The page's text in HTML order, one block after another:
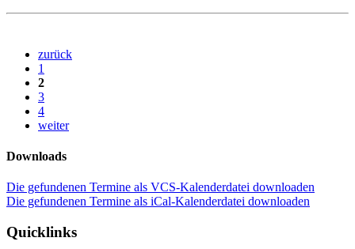
zurück
1
2
3
4
weiter
Downloads
Die gefundenen Termine als VCS-Kalenderdatei downloaden
Die gefundenen Termine als iCal-Kalenderdatei downloaden
Quicklinks